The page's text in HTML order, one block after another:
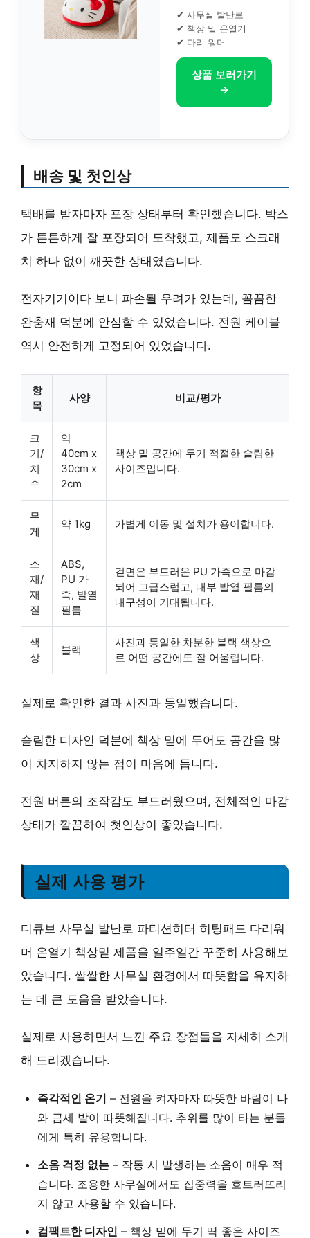
✔ 사무실 발난로
✔ 책상 밑 온열기
✔ 다리 워머
상품 보러가기
→
배송 및 첫인상
택배를 받자마자 포장 상태부터 확인했습니다. 박스
가 튼튼하게 잘 포장되어 도착했고, 제품도 스크래
치 하나 없이 깨끗한 상태였습니다.
전자기기이다 보니 파손될 우려가 있는데, 꼼꼼한
완충재 덕분에 안심할 수 있었습니다. 전원 케이블
역시 안전하게 고정되어 있었습니다.
항
목
사양 비교/평가
크
기/
치
수
약
40cm x
30cm x
2cm
책상 밑 공간에 두기 적절한 슬림한
사이즈입니다.
무
게
약 1kg 가볍게 이동 및 설치가 용이합니다.
소
재/
재
질
ABS,
PU 가
죽, 발열
필름
겉면은 부드러운 PU 가죽으로 마감
되어 고급스럽고, 내부 발열 필름의
내구성이 기대됩니다.
색
상
블랙
사진과 동일한 차분한 블랙 색상으
로 어떤 공간에도 잘 어울립니다.
실제로 확인한 결과 사진과 동일했습니다.
슬림한 디자인 덕분에 책상 밑에 두어도 공간을 많
이 차지하지 않는 점이 마음에 듭니다.
전원 버튼의 조작감도 부드러웠으며, 전체적인 마감
상태가 깔끔하여 첫인상이 좋았습니다.
실제 사용 평가
디큐브 사무실 발난로 파티션히터 히팅패드 다리워
머 온열기 책상밑 제품을 일주일간 꾸준히 사용해보
았습니다. 쌀쌀한 사무실 환경에서 따뜻함을 유지하
는 데 큰 도움을 받았습니다.
실제로 사용하면서 느낀 주요 장점들을 자세히 소개
해 드리겠습니다.
즉각적인 온기 – 전원을 켜자마자 따뜻한 바람이 나
와 금세 발이 따뜻해집니다. 추위를 많이 타는 분들
에게 특히 유용합니다.
소음 걱정 없는 – 작동 시 발생하는 소음이 매우 적
습니다. 조용한 사무실에서도 집중력을 흐트러뜨리
지 않고 사용할 수 있습니다.
컴팩트한 디자인 – 책상 밑에 두기 딱 좋은 사이즈